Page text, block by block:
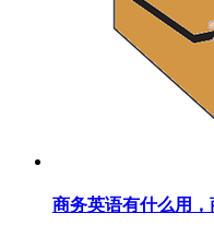
商务英语有什么用